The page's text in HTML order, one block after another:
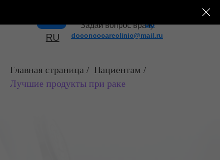
RU
Задай вопрос врачу
08
doconcocareclinic@mail.ru
Главная страница / Пациентам /
Лучшие продукты при раке